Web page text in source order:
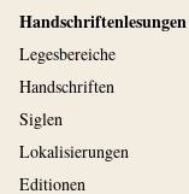
Handschriftenlesungen
Legesbereiche
Handschriften
Siglen
Lokalisierungen
Editionen